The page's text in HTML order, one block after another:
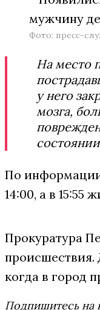
Фото: пресс-
На место
у него
мозга,
По
14:00, а в 15:55
Прокуратура
происшествия.
когда в город
Подпишитесь на